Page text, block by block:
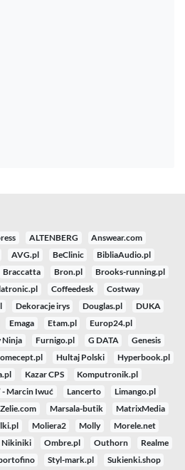
ALTENBERG
Answear.com
AVG.pl BeClinic
BibliaAudio.pl
Braccatta Bron.pl
Brooks-running.pl
Coffeedesk
Costway
Dekoracje irys Douglas.pl
DUKA
Emaga Etam.pl
Europ24.pl
Ninja Furnigo.pl G DATA
Genesis
Hultaj Polski
Hyperbook.pl
Kazar CPS
Komputronik.pl
- Marcin Iwuć
Lancerto
Limango.pl
Marsala-butik
MatrixMedia
Moliera2 Molly
Morele.net
Nikiniki Ombre.pl Outhorn
Realme
Styl-mark.pl
Sukienki.shop